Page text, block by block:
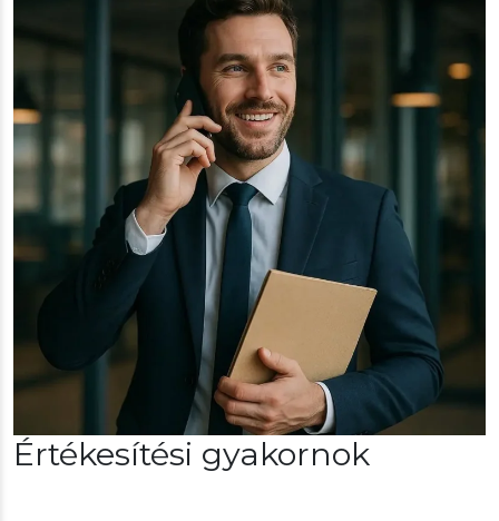
Értékesítési gyakornok